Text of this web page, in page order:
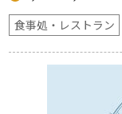
食事処・レストラン